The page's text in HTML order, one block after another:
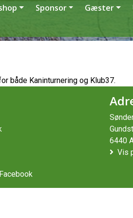
Sponsor Gæster
både Kaninturnering og Klub37.
6440
Vis